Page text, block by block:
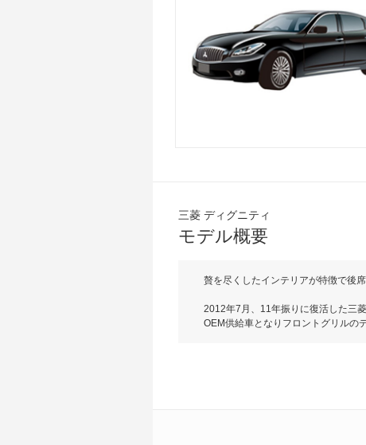
三菱 ディグニティ
モデル概要
贅を尽くしたインテリアが特徴で後
2012年7月、11年振りに復活した三
OEM供給車となりフロントグリルの
尽くした内装が特徴。そのほかにも